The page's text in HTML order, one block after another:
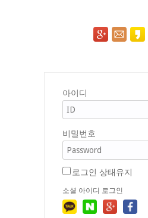
아이디
비밀번호
로그인 상태유지
소셜 아이디 로그인